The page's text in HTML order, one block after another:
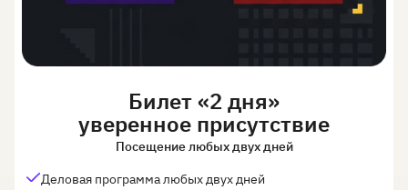
Билет «2 дня»
уверенное присутствие
Посещение любых двух дней
Деловая программа любых двух дней